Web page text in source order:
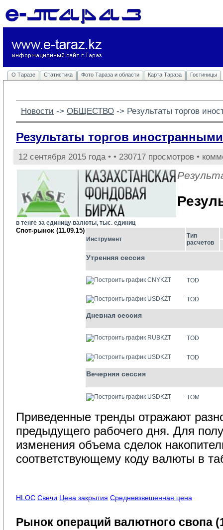
О Таразе Статистика Фото Тараза и области Карта Тараза Гостиницы
Новости -> ОБЩЕСТВО -> Результаты торгов
Результаты торгов
12 сентября 2015 года • • 230717 просмотров •
в тенге за единицу валюты, тыс. единиц
Спот-рынок (11.09.15)
Инструмент
Тип
расчетов
Утренняя сессия
CNYKZT TOD
USDKZT TOD
Дневная сессия
RUBKZT TOD
USDKZT TOD
Вечерняя сессия
USDKZT TOM
Приведенные тренды отражают
предыдущего рабочего дня. Для
изменения объема сделок
соответствующему коду валюты в
HLOC Свечи Цена закрытия Средневзвешенная цена
Рынок операций валютного свопа